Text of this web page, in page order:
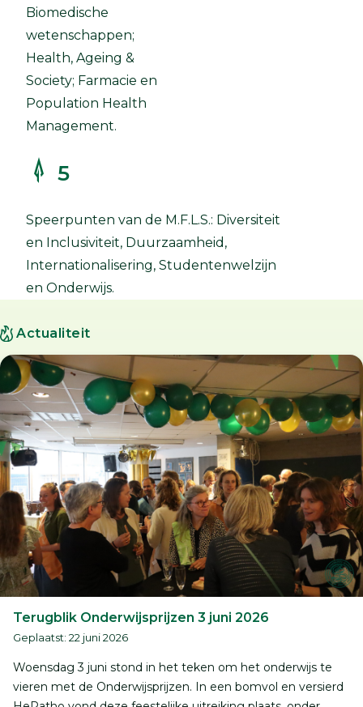
Biomedische
wetenschappen;
Health, Ageing &
Society; Farmacie en
Population Health
Management.
5
Speerpunten van de M.F.L.S.: Diversiteit
en Inclusiviteit, Duurzaamheid,
Internationalisering, Studentenwelzijn
en Onderwijs.
Actualiteit
Terugblik Onderwijsprijzen 3 juni 2026
Geplaatst: 22 juni 2026
Woensdag 3 juni stond in het teken om het onderwijs te
vieren met de Onderwijsprijzen. In een bomvol en versierd